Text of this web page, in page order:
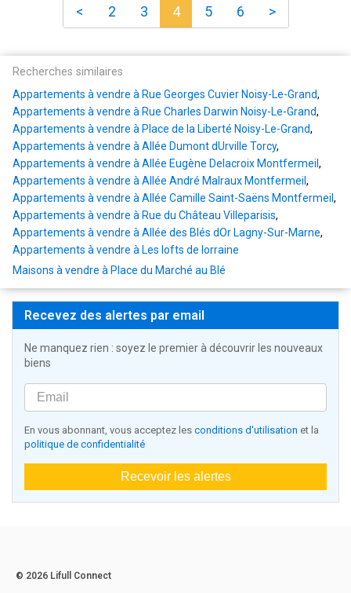
< 2 3 4 5 6 >
Recherches similaires
Appartements à vendre à Rue Georges Cuvier Noisy-Le-Grand,
Appartements à vendre à Rue Charles Darwin Noisy-Le-Grand,
Appartements à vendre à Place de la Liberté Noisy-Le-Grand,
Appartements à vendre à Allée Dumont dUrville Torcy,
Appartements à vendre à Allée Eugène Delacroix Montfermeil ,
Appartements à vendre à Allée André Malraux Montfermeil ,
Appartements à vendre à Allée Camille Saint-Saëns Montfermeil ,
Appartements à vendre à Rue du Château Villeparisis,
Appartements à vendre à Allée des Blés dOr Lagny-Sur-Marne,
Appartements à vendre à Les lofts de lorraine
Maisons à vendre à Place du Marché au Blé
Recevez des alertes par email
Ne manquez rien : soyez le premier à découvrir les nouveaux
biens
En vous abonnant, vous acceptez les conditions d'utilisation et la
politique de confidentialité
Recevoir les alertes
© 2026 Lifull Connect